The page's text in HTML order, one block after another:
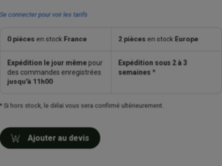
Se connecter pour voir les tarifs
0 piècesen stock France 2 piècesen stock Europe
Expédition le jour mêmepour
des commandes enregistrées
jusqu'à 11h00
Expédition sous 2 à 3
semaines *
* Si hors stock, le délai vous sera confirmé ultérieurement.
Ajouter au devis